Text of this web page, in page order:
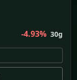
-4.93% 30g